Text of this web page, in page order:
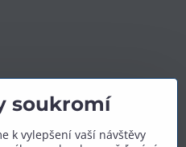
soukromí
k vylepšení vaší návštěvy